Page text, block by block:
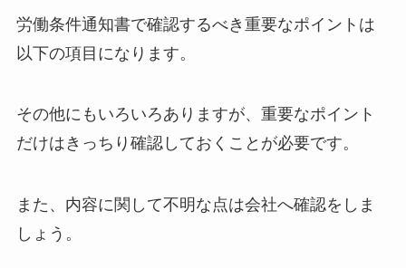
労働条件通知書で確認するべき重要なポイントは
以下の項目になります。
その他にもいろいろありますが、重要なポイント
だけはきっちり確認しておくことが必要です。
また、内容に関して不明な点は会社へ確認をしま
しょう。